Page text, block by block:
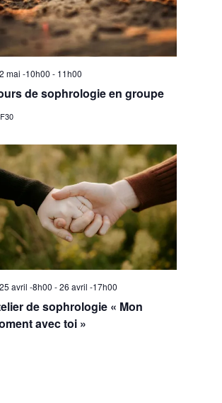
Mis
2 mai -10h00 - 11h00
de sophrologie en groupe
Mis
25 avril -8h00 -26 avril -17h00
de sophrologie « Mon
avec toi »